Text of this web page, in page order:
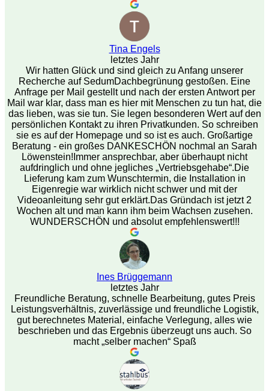
Tina Engels
letztes Jahr
Wir hatten Glück und sind gleich zu Anfang unserer
Recherche auf SedumDachbegrünung gestoßen. Eine
Anfrage per Mail gestellt und nach der ersten Antwort per
Mail war klar, dass man es hier mit Menschen zu tun hat, die
das lieben, was sie tun. Sie legen besonderen Wert auf den
persönlichen Kontakt zu ihren Privatkunden. So schreiben
sie es auf der Homepage und so ist es auch. Großartige
Beratung - ein großes DANKESCHÖN nochmal an Sarah
Löwenstein!Immer ansprechbar, aber überhaupt nicht
aufdringlich und ohne jegliches „Vertriebsgehabe“.Die
Lieferung kam zum Wunschtermin, die Installation in
Eigenregie war wirklich nicht schwer und mit der
Videoanleitung sehr gut erklärt.Das Gründach ist jetzt 2
Wochen alt und man kann ihm beim Wachsen zusehen.
WUNDERSCHÖN und absolut empfehlenswert!!!
Ines Brüggemann
letztes Jahr
Freundliche Beratung, schnelle Bearbeitung, gutes Preis
Leistungsverhältnis, zuverlässige und freundliche Logistik,
gut berechnetes Material, einfache Verlegung, alles wie
beschrieben und das Ergebnis überzeugt uns auch. So
macht „selber machen“ Spaß